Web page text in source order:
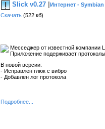
Slick v0.27 |Интернет - Symbian
Скачать (522 кб)
Месседжер от известной компании
Приложение подерживает
В новой версии:
- Исправлен глюк с вибро
- Добавлен лог протокола
Подробнее...